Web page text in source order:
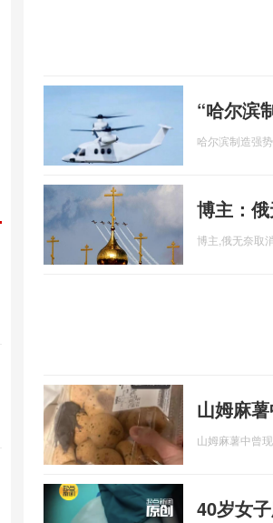
“哈尔滨
哈尔滨制造强
博主：
博主,俄无奈取
山姆麻
山姆麻薯中曾
40岁女